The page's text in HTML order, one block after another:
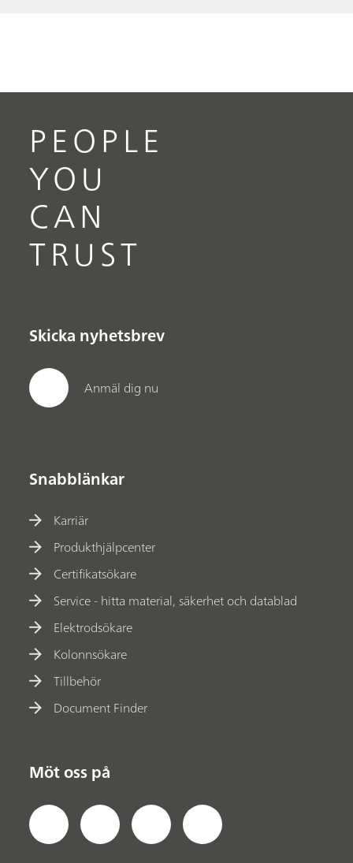
PEOPLE
YOU
CAN
TRUST
Skicka nyhetsbrev
Anmäl dig nu
Snabblänkar
Karriär
Produkthjälpcenter
Certifikatsökare
Service - hitta material, säkerhet och datablad
Elektrodsökare
Kolonnsökare
Tillbehör
Document Finder
Möt oss på